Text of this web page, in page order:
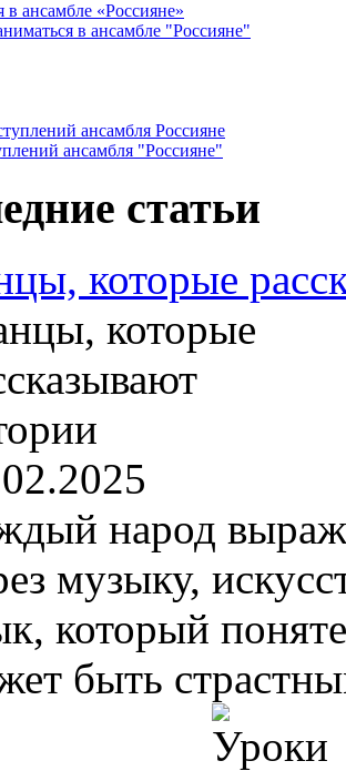
в ансамбле "Россияне"
ансамбля "Россияне"
статьи
которые
народ
музыку,
который
быть